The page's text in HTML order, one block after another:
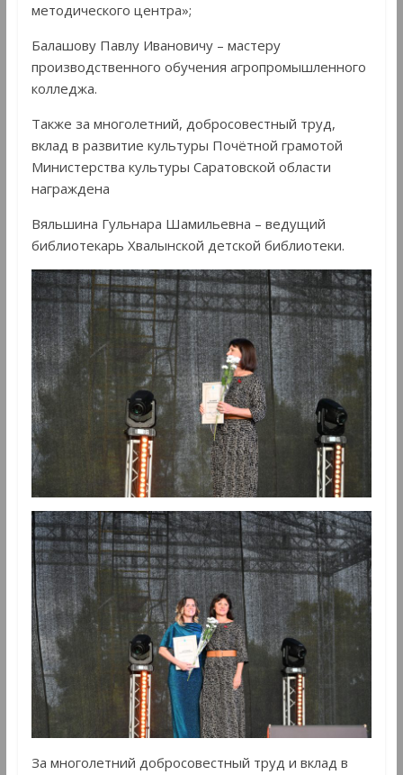
методического центра»;
Балашову Павлу Ивановичу – мастеру
производственного обучения агропромышленного
колледжа.
Также за многолетний, добросовестный труд,
вклад в развитие культуры Почётной грамотой
Министерства культуры Саратовской области
награждена
Вяльшина Гульнара Шамильевна – ведущий
библиотекарь Хвалынской детской библиотеки.
За многолетний добросовестный труд и вклад в